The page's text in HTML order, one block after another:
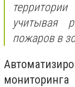
учитывая
пожаров в